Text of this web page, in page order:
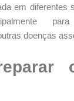
em diferentes
doenças